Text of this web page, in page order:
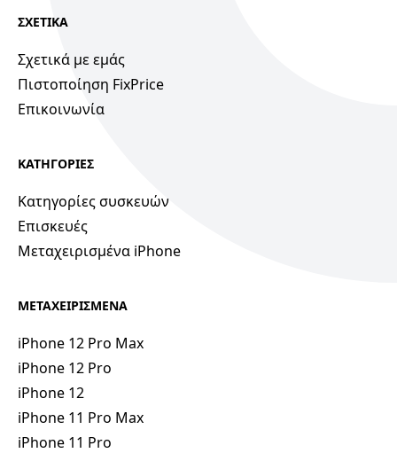
ΣΧΕΤΙΚΑ
Σχετικά με εμάς
Πιστοποίηση FixPrice
Επικοινωνία
ΚΑΤΗΓΟΡΙΕΣ
Κατηγορίες συσκευών
Επισκευές
Μεταχειρισμένα iPhone
ΜΕΤΑΧΕΙΡΙΣΜΕΝΑ
iPhone 12 Pro Max
iPhone 12 Pro
iPhone 12
iPhone 11 Pro Max
iPhone 11 Pro